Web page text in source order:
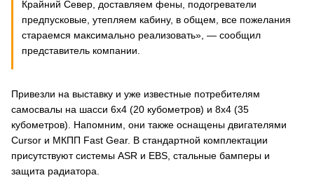
Крайний Север, доставляем фены, подогреватели
предпусковые, утепляем кабину, в общем, все пожелания
стараемся максимально реализовать», — сообщил
представитель компании.
Привезли на выставку и уже известные потребителям
самосвалы на шасси 6х4 (20 кубометров) и 8х4 (35
кубометров). Напомним, они также оснащены двигателями
Cursor и МКПП Fast Gear. В стандартной комплектации
присутствуют системы ASR и EBS, стальные бамперы и
защита радиатора.